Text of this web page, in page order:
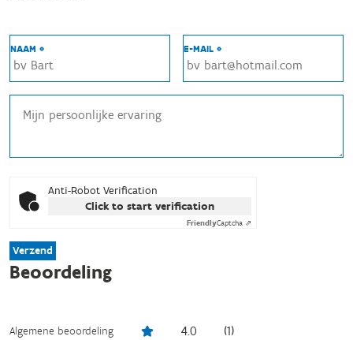
NAAM * E-MAIL *
Anti-Robot Verification
Click to start verification
FriendlyCaptcha ⇗
Verzend
Beoordeling
Algemene beoordeling 4.0 (1)